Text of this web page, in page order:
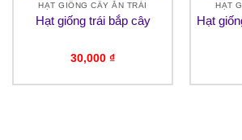
HẠT GIỐNG CÂY ĂN TRÁI
Hạt giống trái bắp cây
30,000 ₫
HẠT
Hạt